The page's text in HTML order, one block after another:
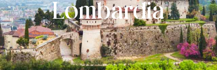
Lombardia